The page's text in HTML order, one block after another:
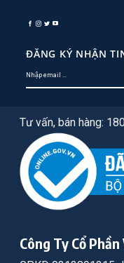
ĐĂNG KÝ NHẬN
Tư vấn, bán hàng:
Công Ty Cổ